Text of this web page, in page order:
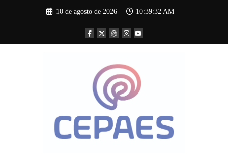
10 de agosto de 2026 10:39:32 AM